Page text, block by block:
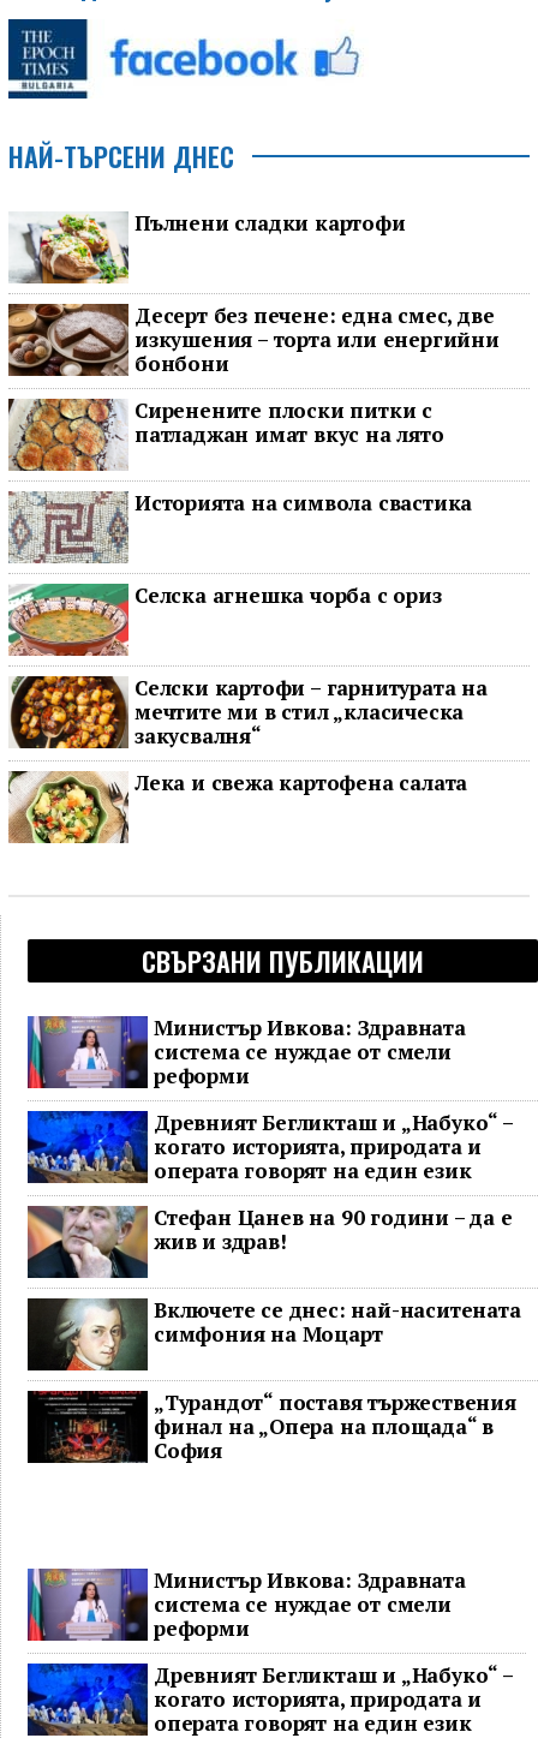
НАЙ-ТЪРСЕНИ ДНЕС
Пълнени сладки картофи
Десерт без печене: една смес, две
изкушения – торта или енергийни
бонбони
Сиренените плоски питки с
патладжан имат вкус на лято
Историята на символа свастика
Селска агнешка чорба с ориз
Селски картофи – гарнитурата на
мечтите ми в стил „класическа
закусвалня“
Лека и свежа картофена салата
СВЪРЗАНИ ПУБЛИКАЦИИ
Министър Ивкова: Здравната
система се нуждае от смели
реформи
Древният Бегликташ и „Набуко“ –
когато историята, природата и
операта говорят на един език
Стефан Цанев на 90 години – да е
жив и здрав!
Включете се днес: най-наситената
симфония на Моцарт
„Турандот“ поставя тържествения
финал на „Опера на площада“ в
София
Министър Ивкова: Здравната
система се нуждае от смели
реформи
Древният Бегликташ и „Набуко“ –
когато историята, природата и
операта говорят на един език